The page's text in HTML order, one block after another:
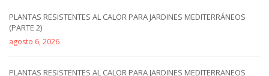
PLANTAS RESISTENTES AL CALOR PARA JARDINES MEDITERRÁNEOS
(PARTE 2)
agosto 6, 2026
PLANTAS RESISTENTES AL CALOR PARA JARDINES MEDITERRANEOS